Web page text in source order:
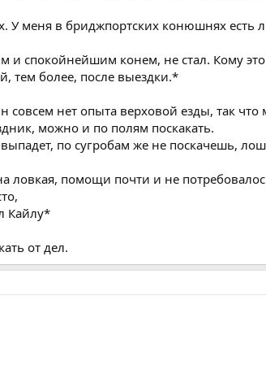
У меня в бриджпортских конюшнях есть
спокойнейшим конем, не стал. Кому
тем более, после выездки.*
нет опыта верховой езды, так
можно и по полям поскакать.
по сугробам же не поскачешь,
ловкая, помощи почти и не
Кайлу*
от дел.